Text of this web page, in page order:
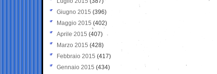
Giugno 2015 (396)
Maggio 2015 (402)
Aprile 2015 (407)
Marzo 2015 (428)
Febbraio 2015 (417)
Gennaio 2015 (434)